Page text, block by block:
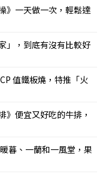
》一天做一次，輕鬆達
」，到底有沒有比較好
值鐵板燒，特推「火
》便宜又好吃的牛排，
暮、一蘭和一風堂，果